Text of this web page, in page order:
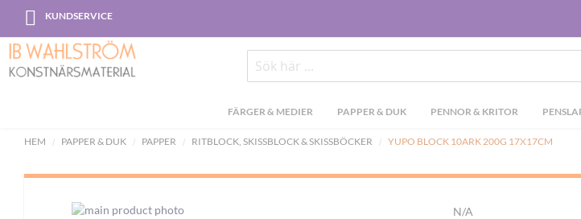
KUNDSERVICESkip
Content
Sök
FÄRGER & MEDIER PAPPER & DUK PENNOR & KRITOR
HEM PAPPER & DUK PAPPER RITBLOCK, SKISSBLOCK & SKISSBÖCKER YUPO BLOCK 10ARK 200G 17X17CM
N/A